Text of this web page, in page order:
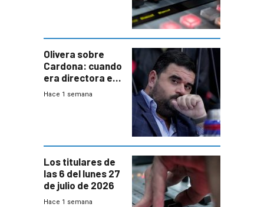
Olivera sobre
Cardona: cuando
era directora en
UTE “no era muy
Hace 1 semana
Los titulares de
las 6 del lunes 27
de julio de 2026
Hace 1 semana